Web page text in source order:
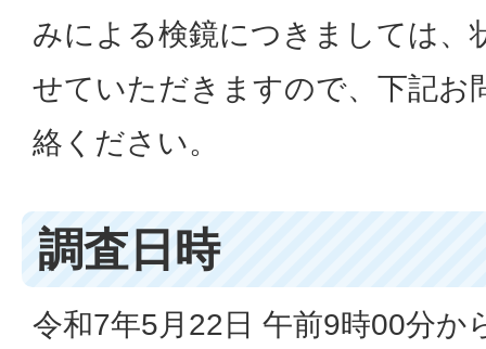
みによる検鏡につきましては、
せていただきますので、下記お
絡ください。
調査日時
令和7年5月22日 午前9時00分か